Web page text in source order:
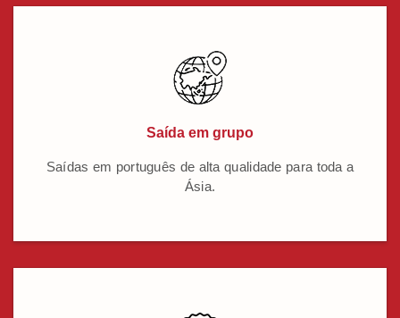
Saída em grupo
Saídas em português de alta qualidade para toda a
Ásia.